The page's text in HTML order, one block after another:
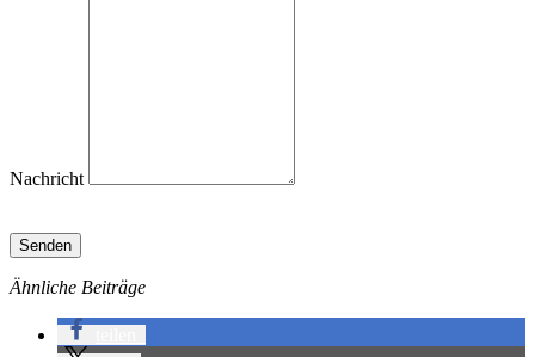
Nachricht
Senden
Ähnliche Beiträge